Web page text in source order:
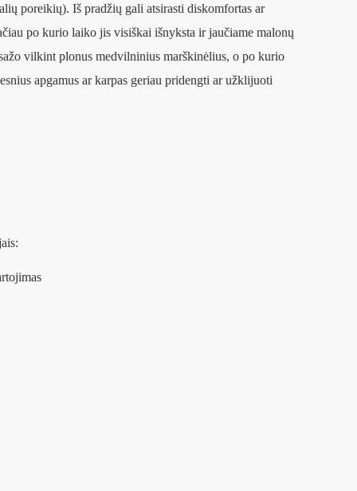
poreikių). Iš pradžių gali atsirasti diskomfortas ar
po kurio laiko jis visiškai išnyksta ir jaučiame malonų
vilkint plonus medvilninius marškinėlius, o po kurio
apgamus ar karpas geriau pridengti ar užklijuoti